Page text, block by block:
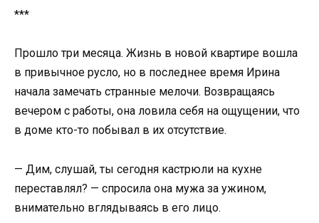
***
Прошло три месяца. Жизнь в новой квартире вошла
в привычное русло, но в последнее время Ирина
начала замечать странные мелочи. Возвращаясь
вечером с работы, она ловила себя на ощущении, что
в доме кто-то побывал в их отсутствие.
— Дим, слушай, ты сегодня кастрюли на кухне
переставлял? — спросила она мужа за ужином,
внимательно вглядываясь в его лицо.